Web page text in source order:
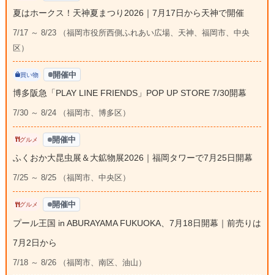
夏はホークス！天神夏まつり2026｜7月17日から天神で開催
7/17 ～ 8/23 （福岡市役所西側ふれあい広場、天神、福岡市、中央
区）
買い物 開催中
博多阪急「PLAY LINE FRIENDS」POP UP STORE 7/30開幕
7/30 ～ 8/24 （福岡市、博多区）
グルメ 開催中
ふくおか大昆虫展＆大鉱物展2026｜福岡タワーで7月25日開幕
7/25 ～ 8/25 （福岡市、中央区）
グルメ 開催中
プール王国 in ABURAYAMA FUKUOKA、7月18日開幕｜前売りは
7月2日から
7/18 ～ 8/26 （福岡市、南区、油山）